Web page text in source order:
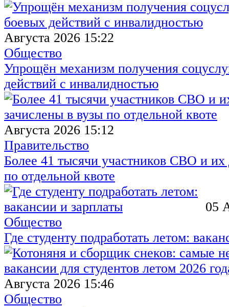
Августа 2026 15:22
Общество
Упрощён механизм получения
действий с инвалидностью
Августа 2026 15:12
Правительство
Более 41 тысячи участников СВО и их
по отдельной квоте
05
Общество
Где студенту подработать летом:
Августа 2026 15:46
Общество